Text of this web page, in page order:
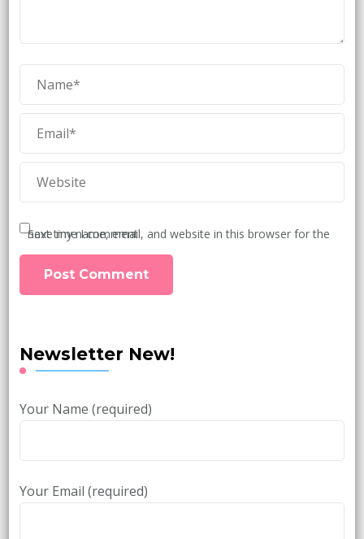
Save my name, email, and website in this browser for the next time I comment.
Newsletter New!
Your Name (required)
Your Email (required)